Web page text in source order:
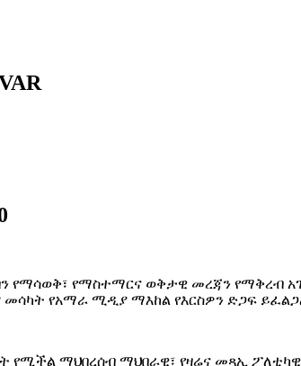
የማሳወቅ፣ የማስተማርና ወቅታዊ መረጃን የማቅረብ
የአማራ ሚዲያ ማእከል የእርስዎን ድጋፍ
የሚችል ማህበረሰብ ማህበራዊ፣ የዛሬና መጻኢ